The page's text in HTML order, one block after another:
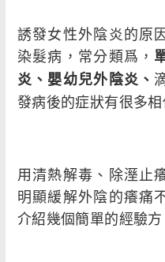
綜合
疾病
誘發女性外陰炎的原
染髮病，常分類爲，
炎、嬰幼兒外陰炎、
發病後的症狀有很多相
用清熱解毒、除溼止
明顯緩解外陰的癢痛
介紹幾個簡單的經驗方